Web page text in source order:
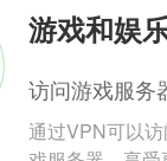
游戏和娱
访问游戏服务
通过VPN可以